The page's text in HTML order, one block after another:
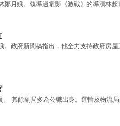
鄭月娥。執導過電影《激戰》的導演林超
。政府新聞稿指出，他全力支持政府房屋
。 其餘副局多為公職出身。運輸及物流局